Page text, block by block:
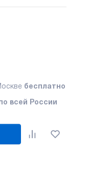
бесплатно
всей России